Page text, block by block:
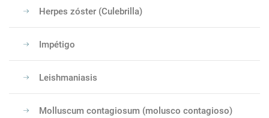
Herpes zóster (Culebrilla)
Impétigo
Leishmaniasis
Molluscum contagiosum (molusco contagioso)